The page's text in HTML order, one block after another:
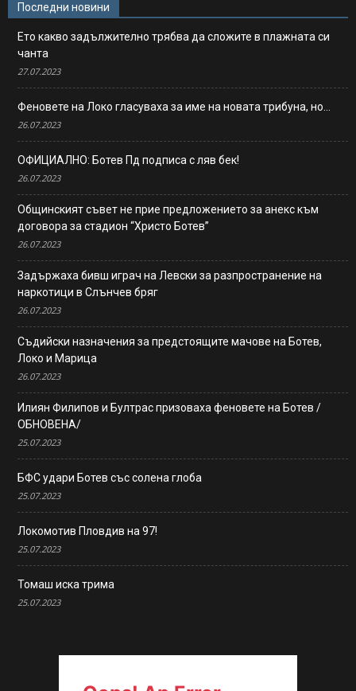
Последни новини
Ето какво задължително трябва да сложите в плажната си
чанта
27.07.2023
Феновете на Локо гласуваха за име на новата трибуна, но…
26.07.2023
ОФИЦИАЛНО: Ботев Пд подписа с ляв бек!
26.07.2023
Общинският съвет не прие предложението за анекс към
договора за стадион “Христо Ботев”
26.07.2023
Задържаха бивш играч на Левски за разпространение на
наркотици в Слънчев бряг
26.07.2023
Съдийски назначения за предстоящите мачове на Ботев,
Локо и Марица
26.07.2023
Илиян Филипов и Бултрас призоваха феновете на Ботев /
ОБНОВЕНА/
25.07.2023
БФС удари Ботев със солена глоба
25.07.2023
Локомотив Пловдив на 97!
25.07.2023
Томаш иска трима
25.07.2023